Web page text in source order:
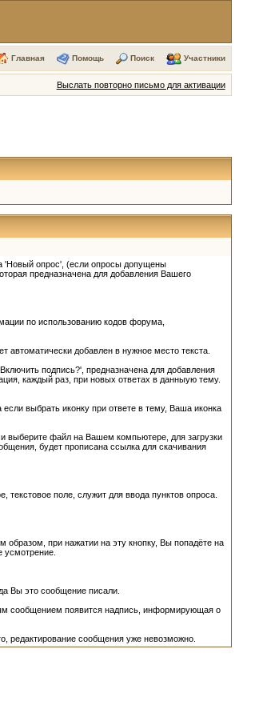
Главная Помощь Поиск Участники
Выслать повторно письмо для активации
'Новый опрос', (если опросы допущены
предназначена для добавления Вашего
по использованию кодов форума,
автоматически добавлен в нужное место текста.
подпись?', предназначена для добавления
каждый раз, при новых ответах в данныую тему.
выбрать иконку при ответе в тему, Ваша иконка
файл на Вашем компьютере, для загрузки
будет прописана ссылка для скачивания
поле, служит для ввода пунктов опроса.
при нажатии на эту кнопку, Вы попадёте на
усмотрение.
Вы это сообщение писали.
сообщением появится надпись, информирующая о
редактирование сообщения уже невозможно.